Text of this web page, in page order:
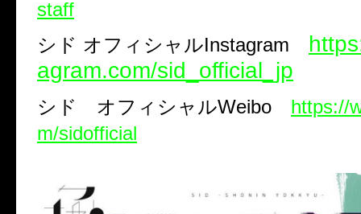
staff
シド オフィシャルInstagram
agram.com/sid_official_jp
シド オフィシャルWeibo
https://
m/sidofficial